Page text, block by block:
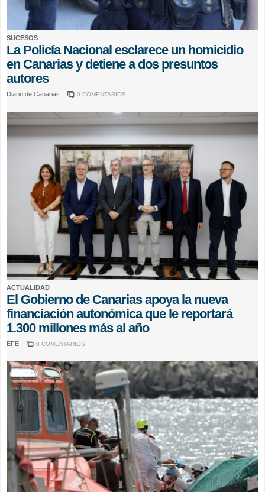
SUCESOS
La Policía Nacional esclarece un homicidio
en Canarias y detiene a dos presuntos
autores
Diario de Canarias 0 COMENTARIOS
ACTUALIDAD
El Gobierno de Canarias apoya la nueva
financiación autonómica que le reportará
1.300 millones más al año
EFE 0 COMENTARIOS